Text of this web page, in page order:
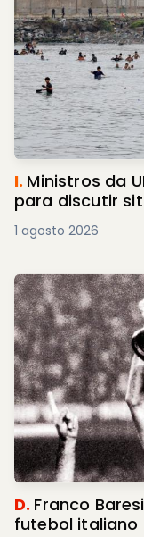
I. Ministros da
para discutir
1 agosto 2026
D. Franco
futebol italiano